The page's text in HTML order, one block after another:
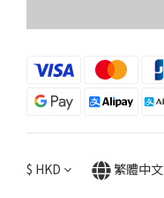
$ HKD 繁體中文